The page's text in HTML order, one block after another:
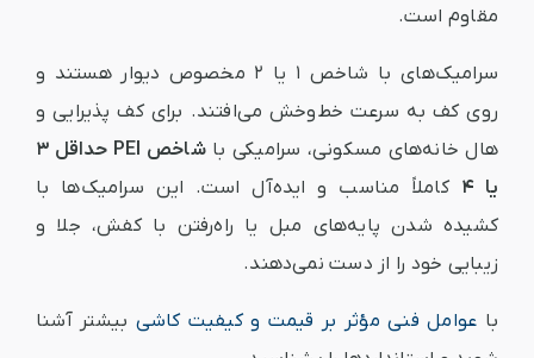
مقاوم است.
سرامیک‌های با شاخص ۱ یا ۲ مخصوص دیوار هستند و
روی کف به سرعت خط‌وخش می‌افتند. برای کف پذیرایی و
هال خانه‌های مسکونی، سرامیکی با
شاخص PEI حداقل ۳
یا ۴
کاملاً مناسب و ایده‌آل است. این سرامیک‌ها با
کشیده شدن پایه‌های مبل یا راه‌رفتن با کفش، جلا و
زیبایی خود را از دست نمی‌دهند.
با عوامل فنی مؤثر بر قیمت و کیفیت کاشی بیشتر آشنا